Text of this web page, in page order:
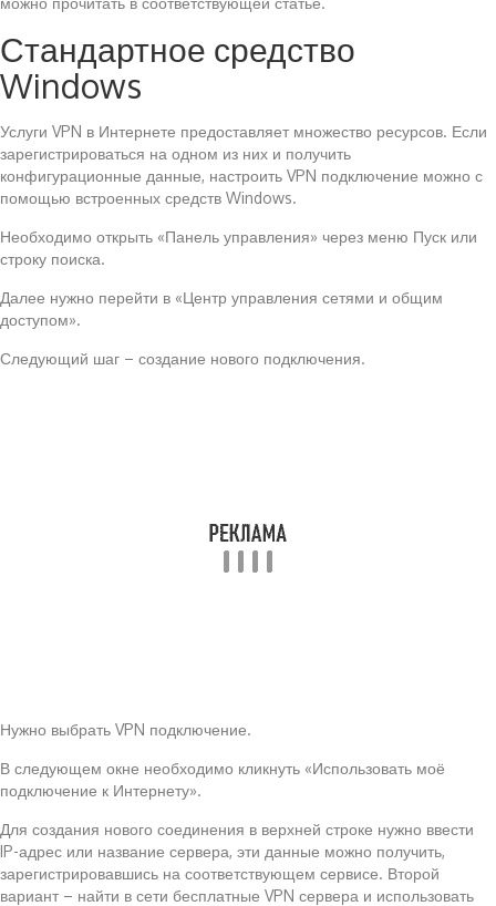
Стандартное средство
Windows
Услуги VPN в Интернете предоставляет множество ресурсов. Если
зарегистрироваться на одном из них и получить
конфигурационные данные, настроить VPN подключение можно с
помощью встроенных средств Windows.
Необходимо открыть «Панель управления» через меню Пуск или
строку поиска.
Далее нужно перейти в «Центр управления сетями и общим
доступом».
Следующий шаг – создание нового подключения.
Нужно выбрать VPN подключение.
В следующем окне необходимо кликнуть «Использовать моё
подключение к Интернету».
Для создания нового соединения в верхней строке нужно ввести
IP-адрес или название сервера, эти данные можно получить,
зарегистрировавшись на соответствующем сервисе. Второй
вариант – найти в сети бесплатные VPN сервера и использовать